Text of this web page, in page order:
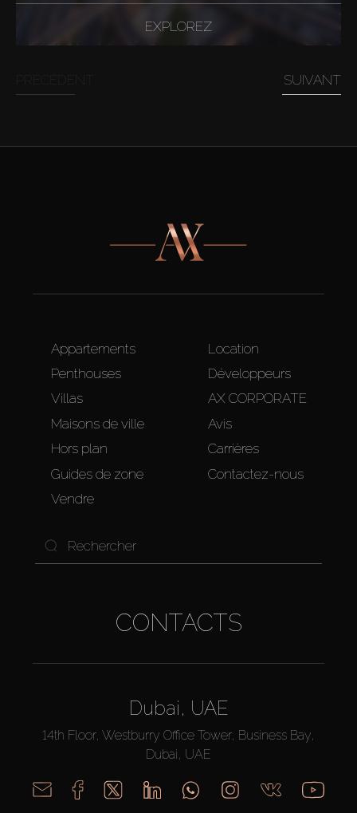
EXPLOREZ
SUIVANT
Appartements
Penthouses
Villas
Maisons de ville
Hors plan
Guides de zone
Vendre
Location
Développeurs
AX CORPORATE
Avis
Carrières
Contactez-nous
CONTACTS
Dubai, UAE
14th Floor, Westburry Office Tower, Business Bay,
Dubai, UAE